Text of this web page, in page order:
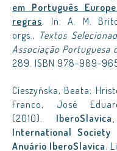
em Português
regras. In: A. M.
orgs., Textos
Associação Portuguesa
289. ISBN 978-989-
Cieszyńska, Beata;
Franco, José
(2010).
International
Anuário IberoSlavica.